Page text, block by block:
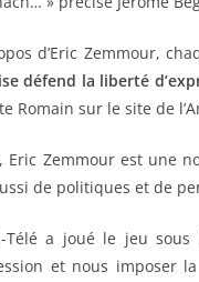
d’Eric Zemmour,
défend la liberté
Romain sur le site de
Eric Zemmour est une
de politiques et de
Télé a joué le jeu sous
et nous imposer